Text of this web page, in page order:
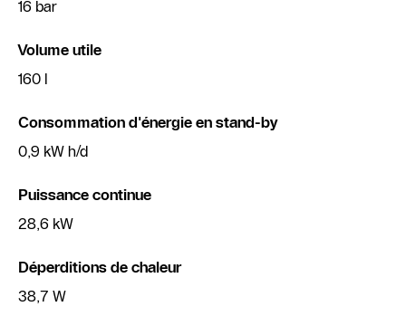
16 bar
Volume utile
160 l
Consommation d'énergie en stand-by
0,9 kW h/d
Puissance continue
28,6 kW
Déperditions de chaleur
38,7 W